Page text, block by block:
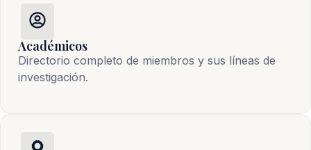
Académicos
Directorio completo de miembros y sus líneas de
investigación.